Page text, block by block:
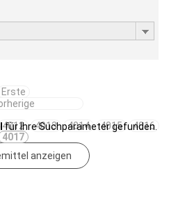
Erste
4012 4013 4014 4015
4016
4017
für Ihre Suchparameter gefunden.
anzeigen